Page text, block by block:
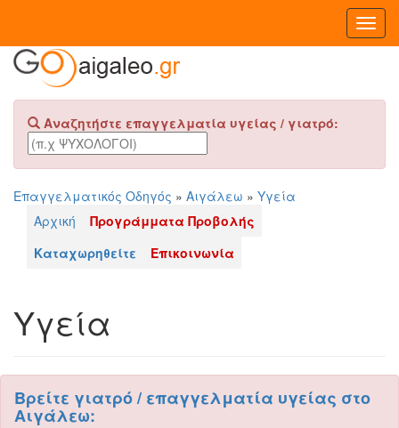
Αναζητήστε επαγγελματία υγείας / γιατρό:
Επαγγελματικός Οδηγός » Αιγάλεω » Υγεία
Αρχική
Προγράμματα Προβολής
Καταχωρηθείτε
Επικοινωνία
Υγεία
Βρείτε γιατρό / επαγγελματία υγείας στο
Αιγάλεω: